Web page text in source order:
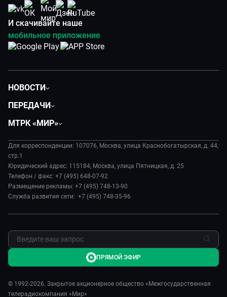
И скачивайте наше
мобильное приложение
НОВОСТИ
Экономика
Происшествия
Наука и технологии
Культура
Спорт
ПЕРЕДАЧИ
Евразия. Культурно
Евразия. Регионы
Наши иностранцы
Пять причин поехать в...
Я – волонтер
МТРК «МИР»
История
Руководство
Лица мира
Новости
Реклама
Обратная связь
Для корреспонденции: 107076, Москва, улица Краснобогатырская, д. 44,
стр.1
Юридический адрес: 115184, Москва, улица Пятницкая, д. 25
Телефон / факс: +7 (495) 648-07-92
Размещение рекламы: +7 (495) 748-13-90
Служба развития сети: +7 (495) 748-35-96
© 1992-2026. Закрытое акционерное общество «Межгосударственная
телерадиокомпания «Мир»
ПРЯМОЙ ЭФИР